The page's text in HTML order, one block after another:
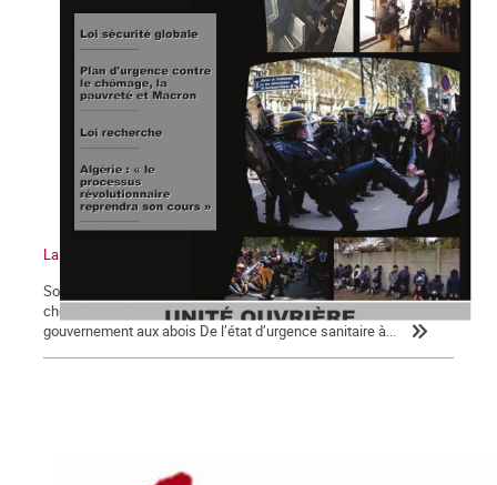
La Commune n°126
Sommaire : Notre priorité absolue : un plan d’urgence contre le
chômage, la pauvreté et Macron ! Loi de sécurité globale pour
gouvernement aux abois De l’état d’urgence sanitaire à...